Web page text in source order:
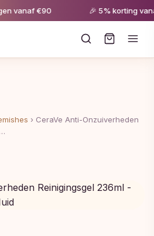
vanaf €90 🎉 5% korting
› CeraVe Anti-Onzuiverheden